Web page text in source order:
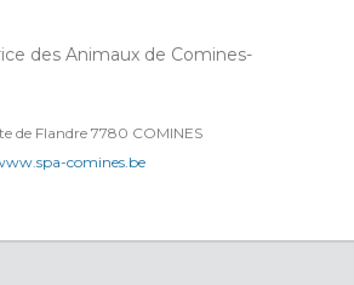
des Animaux de Comines-
de Flandre 7780 COMINES
comines.be